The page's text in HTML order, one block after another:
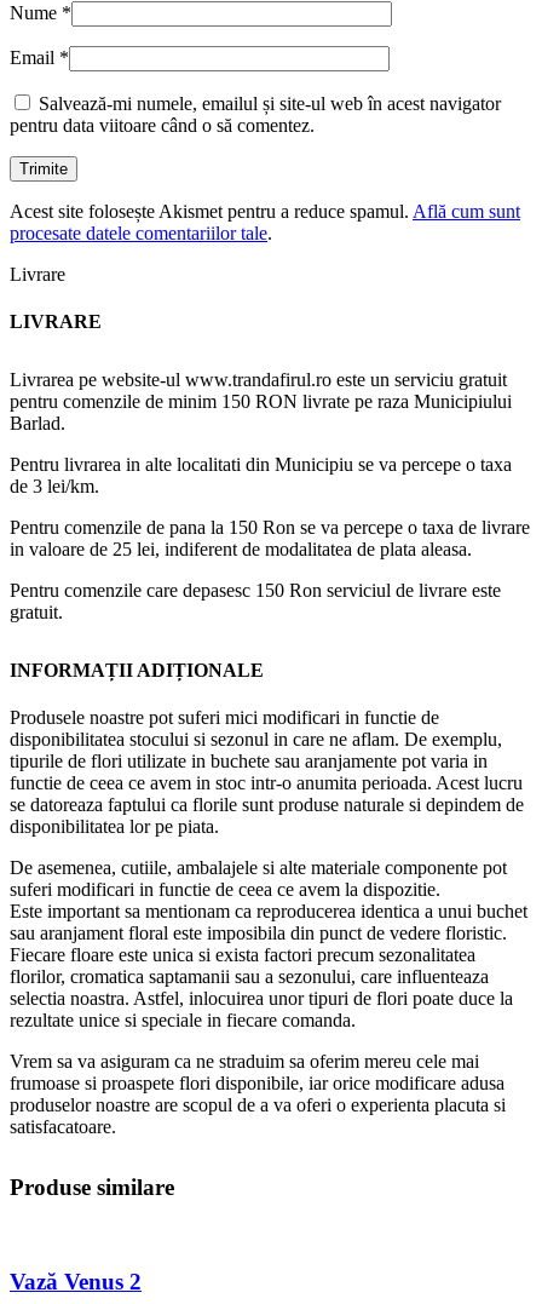
Nume *
Email *
Salvează-mi numele, emailul și site-ul web în acest navigator
pentru data viitoare când o să comentez.
Acest site folosește Akismet pentru a reduce spamul. Află cum sunt
procesate datele comentariilor tale.
Livrare
LIVRARE
Livrarea pe website-ul www.trandafirul.ro este un serviciu gratuit
pentru comenzile de minim 150 RON livrate pe raza Municipiului
Barlad.
Pentru livrarea in alte localitati din Municipiu se va percepe o taxa
de 3 lei/km.
Pentru comenzile de pana la 150 Ron se va percepe o taxa de livrare
in valoare de 25 lei, indiferent de modalitatea de plata aleasa.
Pentru comenzile care depasesc 150 Ron serviciul de livrare este
gratuit.
INFORMAȚII ADIȚIONALE
Produsele noastre pot suferi mici modificari in functie de
disponibilitatea stocului si sezonul in care ne aflam. De exemplu,
tipurile de flori utilizate in buchete sau aranjamente pot varia in
functie de ceea ce avem in stoc intr-o anumita perioada. Acest lucru
se datoreaza faptului ca florile sunt produse naturale si depindem de
disponibilitatea lor pe piata.
De asemenea, cutiile, ambalajele si alte materiale componente pot
suferi modificari in functie de ceea ce avem la dispozitie.
Este important sa mentionam ca reproducerea identica a unui buchet
sau aranjament floral este imposibila din punct de vedere floristic.
Fiecare floare este unica si exista factori precum sezonalitatea
florilor, cromatica saptamanii sau a sezonului, care influenteaza
selectia noastra. Astfel, inlocuirea unor tipuri de flori poate duce la
rezultate unice si speciale in fiecare comanda.
Vrem sa va asiguram ca ne straduim sa oferim mereu cele mai
frumoase si proaspete flori disponibile, iar orice modificare adusa
produselor noastre are scopul de a va oferi o experienta placuta si
satisfacatoare.
Produse similare
Vază Venus 2